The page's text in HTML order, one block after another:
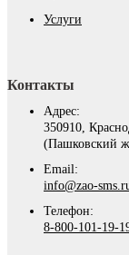
Услуги
Контакты
Адрес:
350910,
(Пашковский
Email:
info@zao-
Телефон:
8-800-101-19-